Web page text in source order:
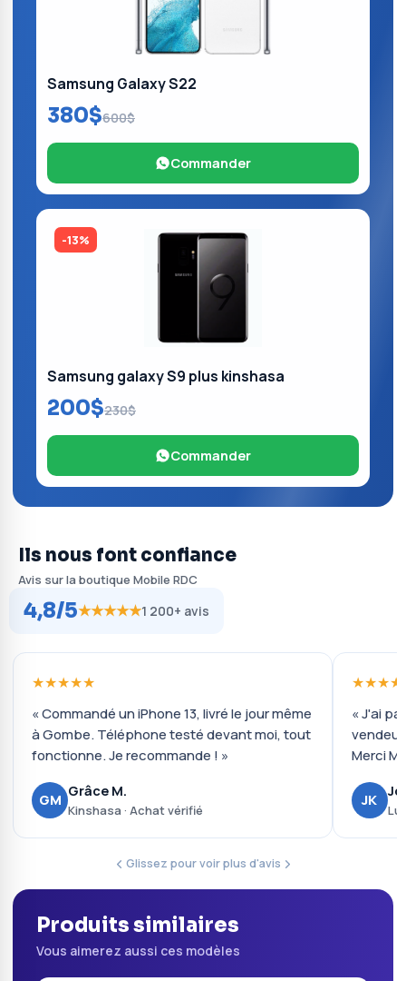
Samsung Galaxy S22
380$600$
Commander
-13%
Samsung galaxy S9 plus kinshasa
200$230$
Commander
Ils nous font confiance
Avis sur la boutique Mobile RDC
4,8/5★★★★★1 200+ avis
★★★★★
« Commandé un iPhone 13, livré le jour même
à Gombe. Téléphone testé devant moi, tout
fonctionne. Je recommande ! »
GM Grâce M.
Kinshasa · Achat vérifié
« J'ai
Merci
JK
Glissez pour voir plus d'avis
Produits similaires
Vous aimerez aussi ces modèles